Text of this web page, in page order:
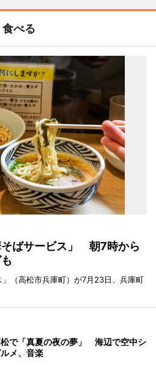
食べる
ばサービス」 朝7時から
（高松市兵庫町）が7月23日、兵庫町
で「真夏の夜の夢」 海辺で空中シ
メ、音楽